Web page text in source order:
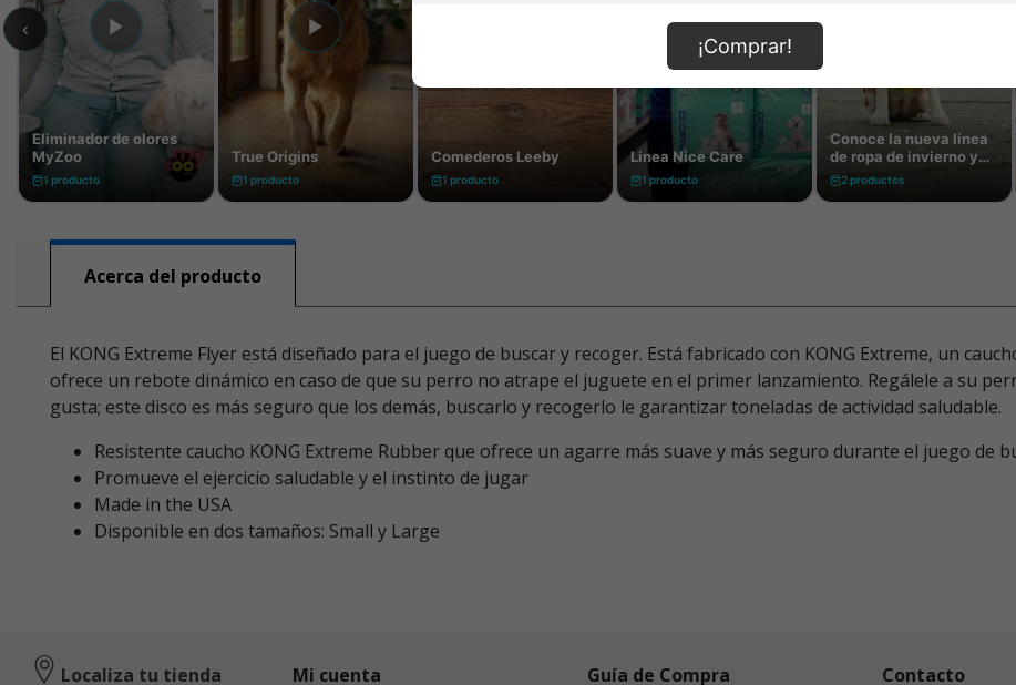
Acerca del producto
El KONG Extreme Flyer está diseñado para el juego de buscar y recoger. Está fabricado con KONG Extreme, un
ofrece un rebote dinámico en caso de que su perro no atrape el juguete en el primer lanzamiento. Regálele a su
gusta; este disco es más seguro que los demás, buscarlo y recogerlo le garantizar toneladas de actividad saludable.
Resistente caucho KONG Extreme Rubber que ofrece un agarre más suave y más seguro durante el juego de
Promueve el ejercicio saludable y el instinto de jugar
Made in the USA
Disponible en dos tamaños: Small y Large
¡Comprar!
Localiza tu tienda Mi cuenta Guía de Compra Contacto